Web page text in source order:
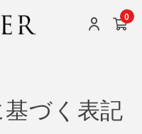
0
づく表記